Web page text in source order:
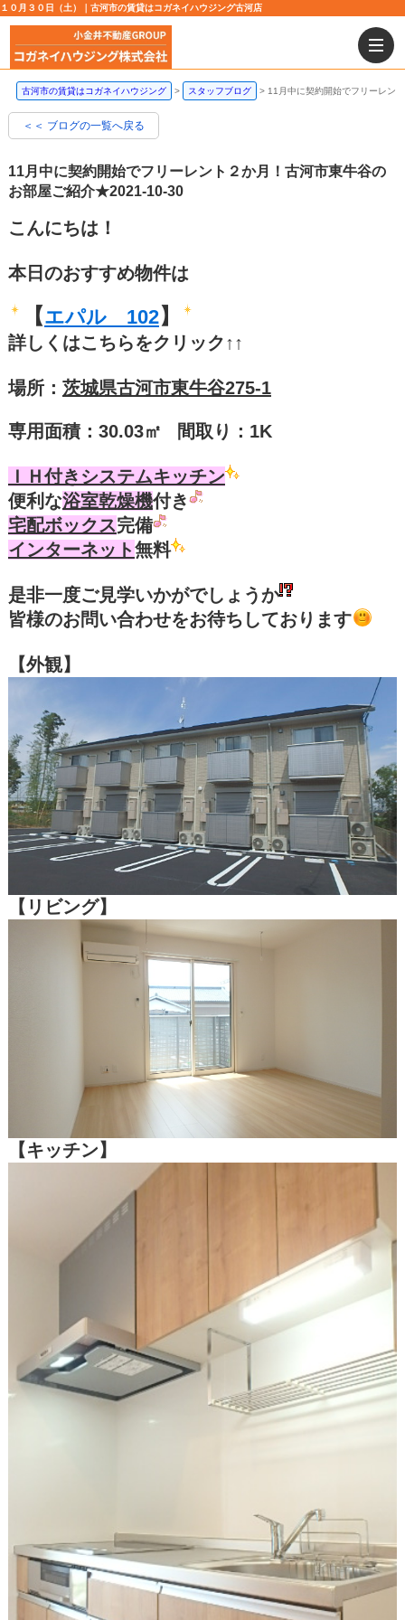
１０月３０日（土）｜古河市の賃貸はコガネイハウジング古河店
古河市の賃貸はコガネイハウジング スタッフブログ 11月中に契約開始でフリーレン
＜＜ ブログの一覧へ戻る
11月中に契約開始でフリーレント２か月！古河市東牛谷の
お部屋ご紹介★2021-10-30
こんにちは！
本日のおすすめ物件は
【エパル 102】
詳しくはこちらをクリック↑↑
場所： 茨城県古河市東牛谷275-1
専用面積： 30.03㎡ 間取り： 1K
ＩＨ付きシステムキッチン
便利な浴室乾燥機付き
宅配ボックス完備
インターネット無料
是非一度ご見学いかがでしょうか
皆様のお問い合わせをお待ちしております
【外観】
【リビング】
【キッチン】